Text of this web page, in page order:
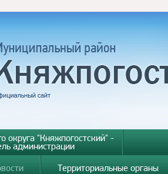
округа "Княжпогостский" -
администрации
Территориальные органы